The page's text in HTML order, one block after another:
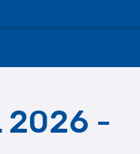
2026 -